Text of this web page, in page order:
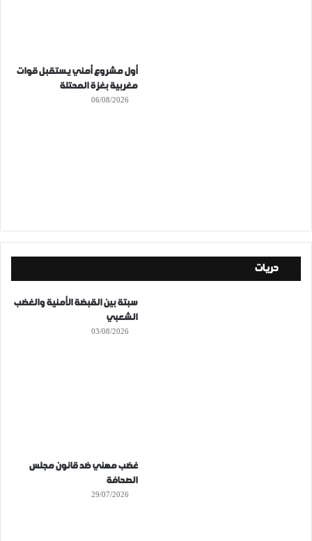
أول مشروع أمني يستقبل قوات
مغربية بغزة المحتلة
06/08/2026
حريات
سبتة بين القبضة الأمنية والغضب
الشعبي
03/08/2026
غضب مهني ضد قانون مجلس
الصحافة
29/07/2026